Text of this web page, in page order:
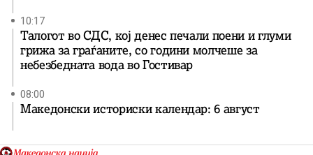
10:17
Талогот во СДС, кој денес печали поени и глуми
грижа за граѓаните, со години молчеше за
небезбедната вода во Гостивар
08:00
Македонски историски календар: 6 август